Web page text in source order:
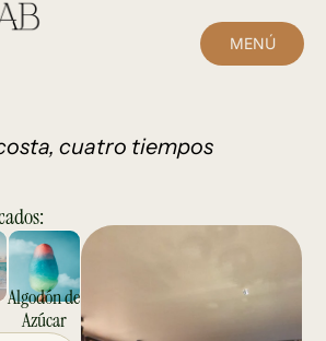
MENÚ
cuatro tiempos
Algodón de
Azúcar